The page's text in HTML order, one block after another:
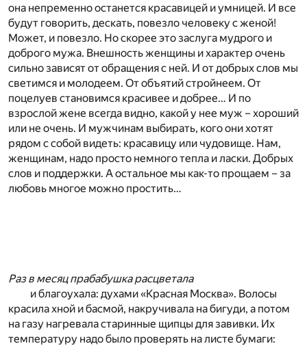
она непременно останется красавицей и умницей. И все
будут говорить, дескать, повезло человеку с женой!
Может, и повезло. Но скорее это заслуга мудрого и
доброго мужа. Внешность женщины и характер очень
сильно зависят от обращения с ней. И от добрых слов мы
светимся и молодеем. От объятий стройнеем. От
поцелуев становимся красивее и добрее… И по
взрослой жене всегда видно, какой у нее муж – хороший
или не очень. И мужчинам выбирать, кого они хотят
рядом с собой видеть: красавицу или чудовище. Нам,
женщинам, надо просто немного тепла и ласки. Добрых
слов и поддержки. А остальное мы как-то прощаем – за
любовь многое можно простить…
Раз в месяц прабабушка расцветала
и благоухала: духами «Красная Москва». Волосы
красила хной и басмой, накручивала на бигуди, а потом
на газу нагревала старинные щипцы для завивки. Их
температуру надо было проверять на листе бумаги: